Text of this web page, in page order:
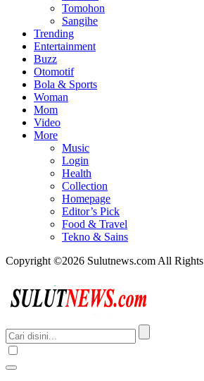
Tomohon
Sangihe
Trending
Entertainment
Buzz
Otomotif
Bola & Sports
Woman
Mom
Video
More
Music
Login
Health
Collection
Homepage
Editor’s Pick
Food & Travel
Tekno & Sains
Copyright ©2026 Sulutnews.com All Rights